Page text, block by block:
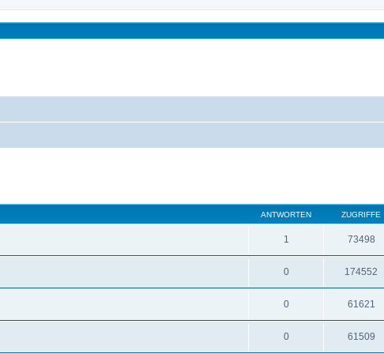
ANTWORTEN ZUGRIFFE
1 73498
0 174552
0 61621
0 61509